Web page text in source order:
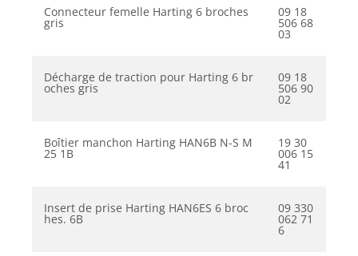
Connecteur femelle Harting 6 broches
gris
09 18
506 68
03
Décharge de traction pour Harting 6 br
oches gris
09 18
506 90
02
Boîtier manchon Harting HAN6B N-S M
25 1B
19 30
006 15
41
Insert de prise Harting HAN6ES 6 broc
hes. 6B
09 330
062 71
6